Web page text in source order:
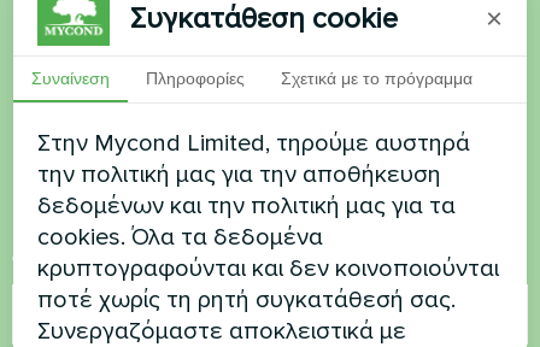
Θέλετε να αγοράσετε ή
έχετε ερωτήσεις
Επικοινωνήστε μαζί μας και θα σας
βοηθήσουμε
Όνομα
Συγκατάθεση cookie ×
Συναίνεση Πληροφορίες Σχετικά με το πρόγραμμα
Στην Mycond Limited, τηρούμε αυστηρά
την πολιτική μας για την αποθήκευση
δεδομένων και την πολιτική μας για τα
cookies. Όλα τα δεδομένα
κρυπτογραφούνται και δεν κοινοποιούνται
ποτέ χωρίς τη ρητή συγκατάθεσή σας.
Συνεργαζόμαστε αποκλειστικά με